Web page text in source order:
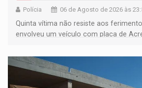
Polícia 06 de Agosto de 2026 às
Quinta vítima não resiste aos
envolveu um veículo com placa de